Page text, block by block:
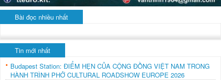
Bài đọc nhiều nhất
Tin mới nhất
Budapest Station: ĐIỂM HẸN CỦA CỘNG ĐỒNG VIỆT NAM TRONG
HÀNH TRÌNH PHỞ CULTURAL ROADSHOW EUROPE 2026